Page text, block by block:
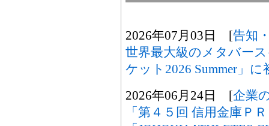
2026年07月03日 [告知
世界最大級のメタバー
ケット2026 Summer」
2026年06月24日 [企業
「第４５回 信用金庫Ｐ